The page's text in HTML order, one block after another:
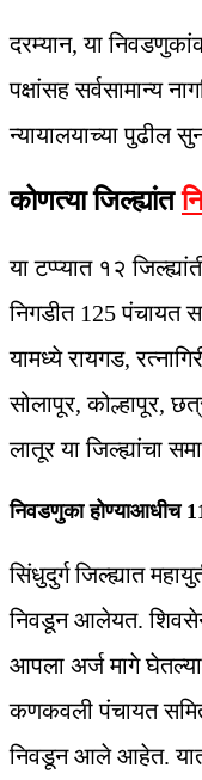
दरम्यान, या
पक्षांसह सर्वसामान्य
न्यायालयाच्या पुढील
कोणत्या जिल्ह्यांत
या टप्प्यात १२
निगडीत 125 पंचायत
यामध्ये रायगड,
सोलापूर, कोल्हापूर,
लातूर या जिल्ह्यांचा
निवडणुका होण्याआधीच
सिंधुदुर्ग जिल्ह्यात
निवडून आलेयत.
आपला अर्ज मागे
कणकवली पंचायत
निवडून आले आहेत. यात